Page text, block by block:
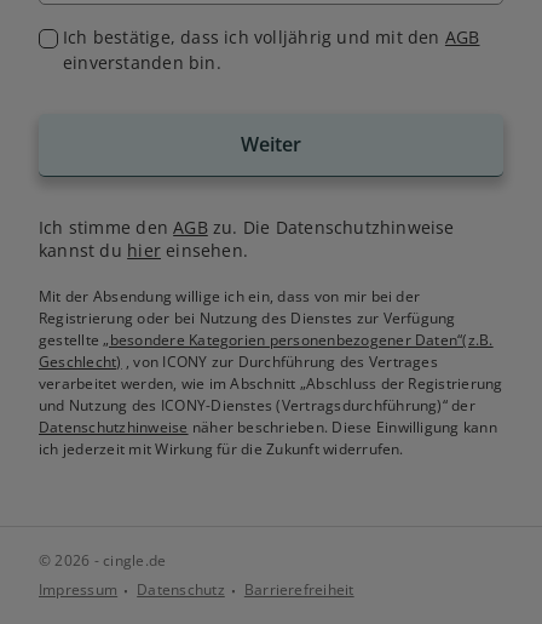
Ich bestätige, dass ich volljährig und mit den AGB
einverstanden bin.
Weiter
Ich stimme denAGB zu. Die Datenschutzhinweise
kannst du hiereinsehen.
Mit der Absendung willige ich ein, dass von mir bei der
Registrierung oder bei Nutzung des Dienstes zur Verfügung
gestellte„besondere Kategorien personenbezogener Daten“(z.B.
Geschlecht) , von ICONY zur Durchführung des Vertrages
verarbeitet werden, wie im Abschnitt „Abschluss der Registrierung
und Nutzung des ICONY-Dienstes (Vertragsdurchführung)“ der
Datenschutzhinweise näher beschrieben. Diese Einwilligung kann
ich jederzeit mit Wirkung für die Zukunft widerrufen.
© 2026 - cingle.de
Impressum
Datenschutz Barrierefreiheit